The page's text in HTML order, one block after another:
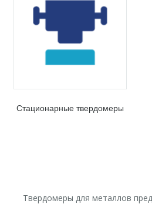
Стационарные твердомеры
Твердомеры для металлов